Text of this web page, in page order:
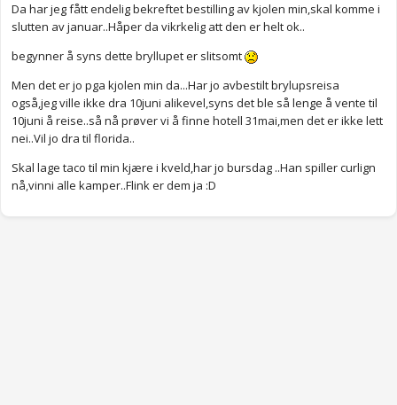
Da har jeg fått endelig bekreftet bestilling av kjolen min,skal komme i
slutten av januar..Håper da vikrkelig att den er helt ok..
begynner å syns dette bryllupet er slitsomt
Men det er jo pga kjolen min da...Har jo avbestilt brylupsreisa
også,jeg ville ikke dra 10juni alikevel,syns det ble så lenge å vente til
10juni å reise..så nå prøver vi å finne hotell 31mai,men det er ikke lett
nei..Vil jo dra til florida..
Skal lage taco til min kjære i kveld,har jo bursdag ..Han spiller curlign
nå,vinni alle kamper..Flink er dem ja :D